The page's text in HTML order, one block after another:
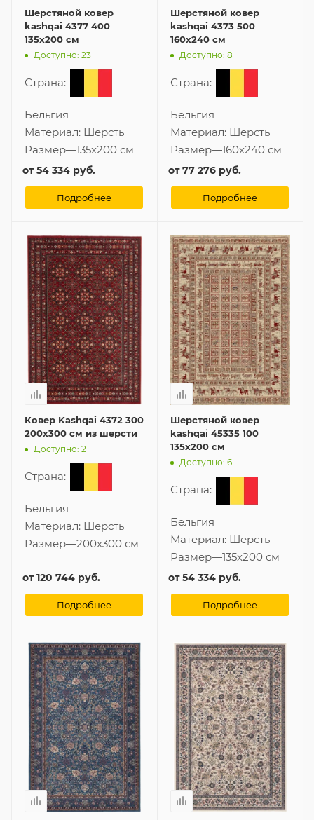
Шерстяной ковер
kashqai 4377 400
135x200 см
Доступно: 23
Страна:
Бельгия
Материал: Шерсть
Размер—135x200 см
от54 334 руб.
Подробнее
Шерстяной ковер
kashqai 4373 500
160x240 см
Доступно: 8
Страна:
Бельгия
Материал: Шерсть
Размер—160x240 см
от77 276 руб.
Подробнее
Ковер Kashqai 4372 300
200x300 см из шерсти
Доступно: 2
Страна:
Бельгия
Материал: Шерсть
Размер—200x300 см
от120 744 руб.
Подробнее
Шерстяной ковер
kashqai 45335 100
135x200 см
Доступно: 6
Страна:
Бельгия
Материал: Шерсть
Размер—135x200 см
от54 334 руб.
Подробнее